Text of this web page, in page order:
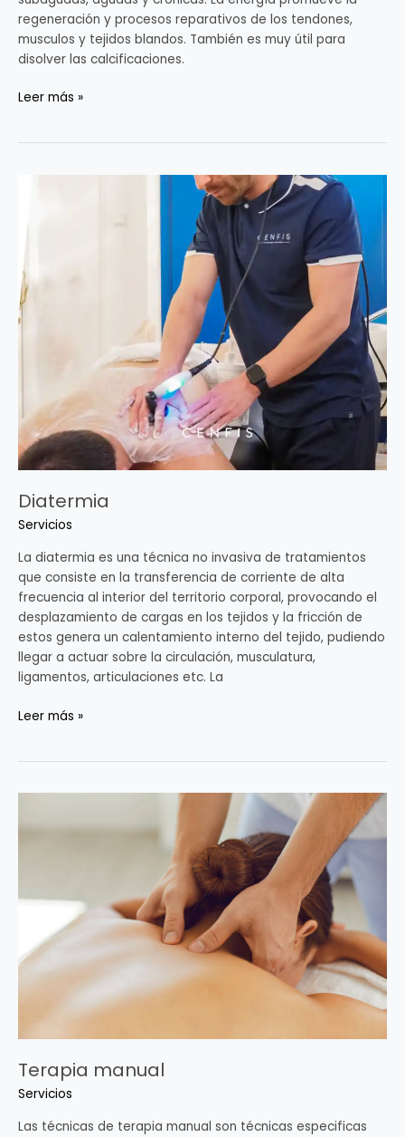
regeneración y procesos reparativos de los tendones,
musculos y tejidos blandos. También es muy útil para
disolver las calcificaciones.
Leer más »
Diatermia
Servicios
La diatermia es una técnica no invasiva de tratamientos
que consiste en la transferencia de corriente de alta
frecuencia al interior del territorio corporal, provocando el
desplazamiento de cargas en los tejidos y la fricción de
estos genera un calentamiento interno del tejido, pudiendo
llegar a actuar sobre la circulación, musculatura,
ligamentos, articulaciones etc. La
Leer más »
Terapia manual
Servicios
Las técnicas de terapia manual son técnicas especificas